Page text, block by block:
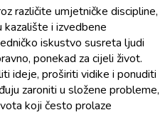
različite umjetničke discipline,
kazalište i izvedbene
iskustvo susreta ljudi
ponekad za cijeli život.
ideje, proširiti vidike i ponuditi
zaroniti u složene probleme,
koji često prolaze